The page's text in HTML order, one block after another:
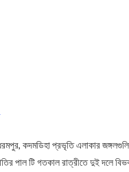
কদমডিহা প্রভৃতি এলাকার
পাল টি গতকাল রাত্রীতে দুই দলে